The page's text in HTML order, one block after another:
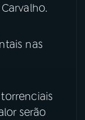
nas
serão